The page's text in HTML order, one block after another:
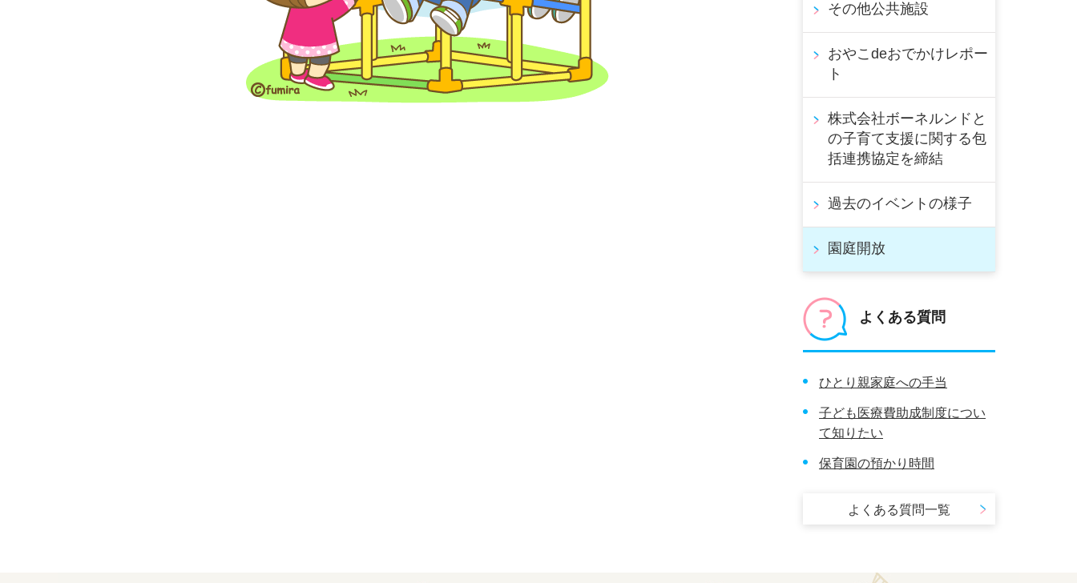
その他公共施設
おやこdeおでかけレポー
ト
株式会社ボーネルンドと
の子育て支援に関する包
括連携協定を締結
過去のイベントの様子
園庭開放
よくある質問
ひとり親家庭への手当
子ども医療費助成制度につい
て知りたい
保育園の預かり時間
よくある質問一覧